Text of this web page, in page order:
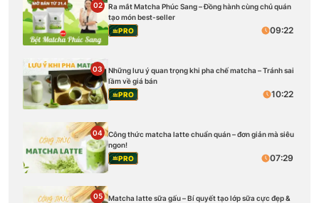
02
Ra mắt Matcha Phúc Sang – Đồng hành cùng chủ quán
tạo món best-seller
PRO
09:22
03
Những lưu ý quan trọng khi pha chế matcha – Tránh sai
lầm về giá bán
PRO
10:22
04
Công thức matcha latte chuẩn quán – đơn giản mà siêu
ngon!
PRO
07:29
05
Matcha latte sữa gấu – Bí quyết tạo lớp sữa cực đẹp &